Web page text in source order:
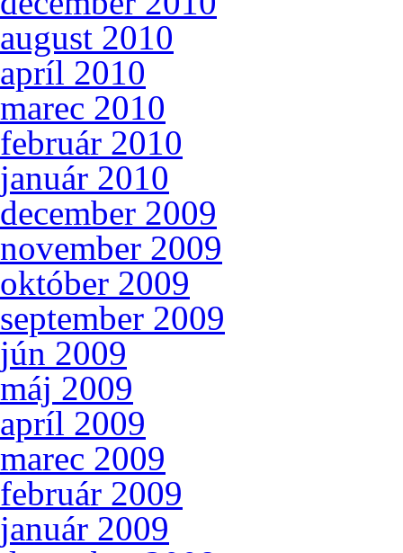
august 2010
apríl 2010
marec 2010
február 2010
január 2010
december 2009
november 2009
október 2009
september 2009
jún 2009
máj 2009
apríl 2009
marec 2009
február 2009
január 2009